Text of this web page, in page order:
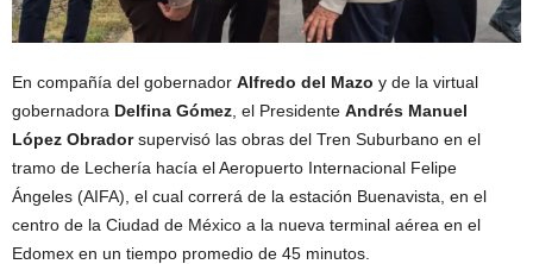
En compañía del gobernador Alfredo del Mazo y de la virtual
gobernadora Delfina Gómez , el Presidente Andrés Manuel
López Obradorsupervisó las obras del Tren Suburbano en el
tramo de Lechería hacía el Aeropuerto Internacional Felipe
Ángeles (AIFA), el cual correrá de la estación Buenavista, en el
centro de la Ciudad de México a la nueva terminal aérea en el
Edomex en un tiempo promedio de 45 minutos.